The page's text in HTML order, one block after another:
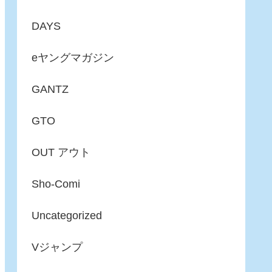
DAYS
eヤングマガジン
GANTZ
GTO
OUT アウト
Sho-Comi
Uncategorized
Vジャンプ